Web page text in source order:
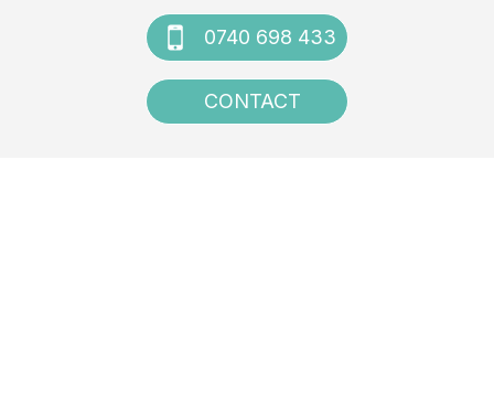
0740 698 433
CONTACT